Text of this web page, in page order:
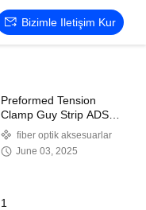
Bizimle Iletişim Kur
Preformed Tension
Clamp Guy Strip ADSS
Kablo Aksesuarları
Dead End Guy
Yakalama
fiber optik aksesuarlar
June 03, 2025
1